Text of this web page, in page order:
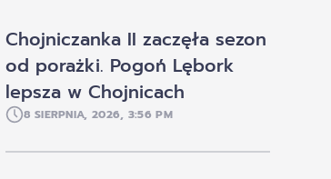
Chojniczanka II zaczęła sezon
od porażki. Pogoń Lębork
lepsza w Chojnicach
8 SIERPNIA, 2026, 3:56 PM